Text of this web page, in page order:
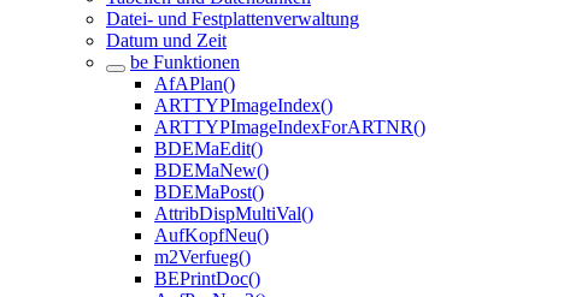
Datei- und Festplattenverwaltung
Datum und Zeit
be Funktionen
AfAPlan()
ARTTYPImageIndex()
ARTTYPImageIndexForARTNR()
BDEMaEdit()
BDEMaNew()
BDEMaPost()
AttribDispMultiVal()
AufKopfNeu()
m2Verfueg()
BEPrintDoc()